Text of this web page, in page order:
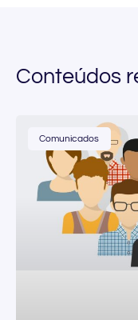
Conteúdos
Comunicados